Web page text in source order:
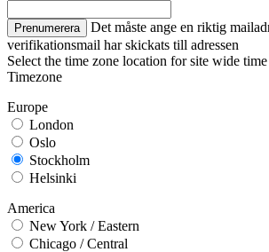
Prenumerera Det måste ange en riktig
verifikationsmail har skickats till adressen
Select the time zone location for site wide time
Timezone
Europe
London
Oslo
Stockholm
Helsinki
America
New York / Eastern
Chicago / Central